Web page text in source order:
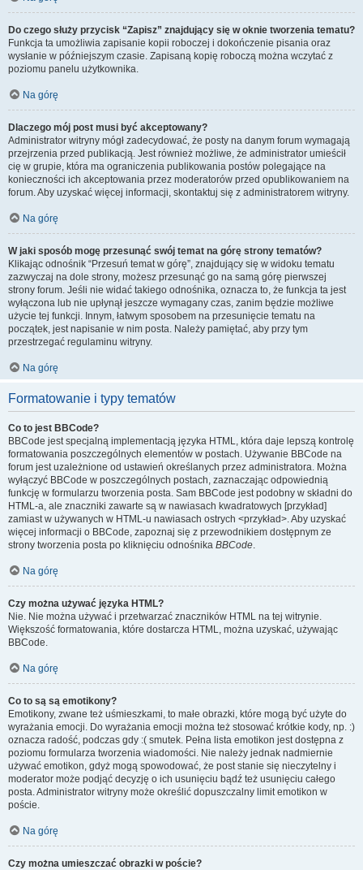
Do czego służy przycisk “Zapisz” znajdujący się w oknie tworzenia tematu?
Funkcja ta umożliwia zapisanie kopii roboczej i dokończenie pisania oraz
wysłanie w późniejszym czasie. Zapisaną kopię roboczą można wczytać z
poziomu panelu użytkownika.
Na górę
Dlaczego mój post musi być akceptowany?
Administrator witryny mógł zadecydować, że posty na danym forum wymagają
przejrzenia przed publikacją. Jest również możliwe, że administrator umieścił
cię w grupie, która ma ograniczenia publikowania postów polegające na
konieczności ich akceptowania przez moderatorów przed opublikowaniem na
forum. Aby uzyskać więcej informacji, skontaktuj się z administratorem witryny.
Na górę
W jaki sposób mogę przesunąć swój temat na górę strony tematów?
Klikając odnośnik “Przesuń temat w górę”, znajdujący się w widoku tematu
zazwyczaj na dole strony, możesz przesunąć go na samą górę pierwszej
strony forum. Jeśli nie widać takiego odnośnika, oznacza to, że funkcja ta jest
wyłączona lub nie upłynął jeszcze wymagany czas, zanim będzie możliwe
użycie tej funkcji. Innym, łatwym sposobem na przesunięcie tematu na
początek, jest napisanie w nim posta. Należy pamiętać, aby przy tym
przestrzegać regulaminu witryny.
Na górę
Formatowanie i typy tematów
Co to jest BBCode?
BBCode jest specjalną implementacją języka HTML, która daje lepszą kontrolę
formatowania poszczególnych elementów w postach. Używanie BBCode na
forum jest uzależnione od ustawień określanych przez administratora. Można
wyłączyć BBCode w poszczególnych postach, zaznaczając odpowiednią
funkcję w formularzu tworzenia posta. Sam BBCode jest podobny w składni do
HTML-a, ale znaczniki zawarte są w nawiasach kwadratowych [przykład]
zamiast w używanych w HTML-u nawiasach ostrych <przykład>. Aby uzyskać
więcej informacji o BBCode, zapoznaj się z przewodnikiem dostępnym ze
strony tworzenia posta po kliknięciu odnośnika BBCode.
Na górę
Czy można używać języka HTML?
Nie. Nie można używać i przetwarzać znaczników HTML na tej witrynie.
Większość formatowania, które dostarcza HTML, można uzyskać, używając
BBCode.
Na górę
Co to są są emotikony?
Emotikony, zwane też uśmieszkami, to małe obrazki, które mogą być użyte do
wyrażania emocji. Do wyrażania emocji można też stosować krótkie kody, np. :)
oznacza radość, podczas gdy :( smutek. Pełna lista emotikon jest dostępna z
poziomu formularza tworzenia wiadomości. Nie należy jednak nadmiernie
używać emotikon, gdyż mogą spowodować, że post stanie się nieczytelny i
moderator może podjąć decyzję o ich usunięciu bądź też usunięciu całego
posta. Administrator witryny może określić dopuszczalny limit emotikon w
poście.
Na górę
Czy można umieszczać obrazki w poście?